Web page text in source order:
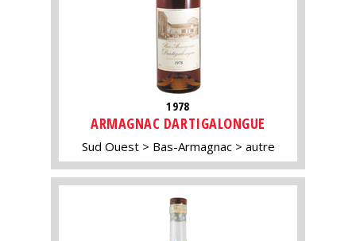
1978
ARMAGNAC DARTIGALONGUE
Sud Ouest Bas-Armagnac autre